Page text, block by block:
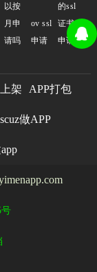
以按
月申
请吗
ov ssl
申请
的ssl
证书
申请
架 APP打包
做APP
号